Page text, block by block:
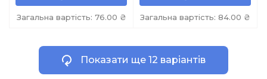
Загальна вартість: 76.00 ₴ Загальна вартість: 84.00 ₴
Показати ще 12 варіантів